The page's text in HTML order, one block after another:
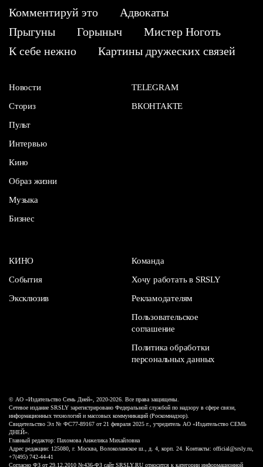
Комментируй это
Адвокаты
Прыгуны
Горыныч
Мистер Ноготь
К себе нежно
Картины дружеских связей
Новости
Сториз
Пульт
Интервью
Кино
Образ жизни
Музыка
Бизнес
TELEGRAM
ВКОНТАКТЕ
КИНО
События
Эксклюзив
Команда
Хочу работать в SRSLY
Рекламодателям
Пользовательское
соглашение
Политика обработки
персональных данных
© АО «Издательство Семь Дней», 2020-2026. Все права защищены.
Сетевое издание SRSLY зарегистрировано Федеральной службой по надзору в сфере связи,
информационных технологий и массовых коммуникаций (Роскомнадзор).
Свидетельство Эл № ФС77-89167 от 21 февраля 2025 г., учредитель АО «Издательство СЕМЬ
ДНЕЙ».
Главный редактор: Пахомова Анжелика Михайловна
Адрес редакции: 125080, г. Москва, Волоколамское ш., д. 4, корп. 24. Контакты: official@srsly.ru,
+7(495) 742-44-41
Согласно ФЗ от 29.12.2010 №436-ФЗ сайт SRSLY.RU относится к категории информационной